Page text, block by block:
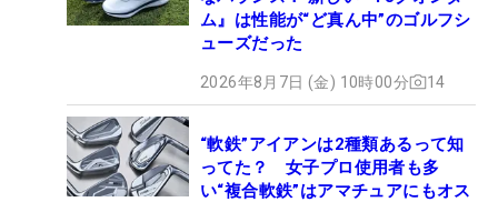
ム』は性能が“ど真ん中”のゴルフシ
ューズだった
2026年8月7日 (金) 10時00分 14
“軟鉄”アイアンは2種類あるって知
ってた？ 女子プロ使用者も多
い“複合軟鉄”はアマチュアにもオス